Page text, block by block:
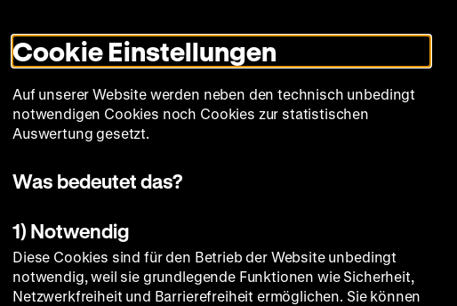
Modus
umschalten
zum
Deutschen
Historischen
in
Deutscher
zum
Deutschen
Historischen
in
Leichter
Sammlung Bildung Museum
Cookie Einstellungen
Auf unserer Website werden neben den technisch unbedingt
notwendigen Cookies noch Cookies zur statistischen
Auswertung gesetzt.
Was bedeutet das?
1) Notwendig
Diese Cookies sind für den Betrieb der Website unbedingt
notwendig, weil sie grundlegende Funktionen wie Sicherheit,
Netzwerkfreiheit und Barrierefreiheit ermöglichen. Sie können